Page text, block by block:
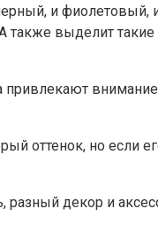
и
также выделит
привлекают
оттенок, но если
разный декор и